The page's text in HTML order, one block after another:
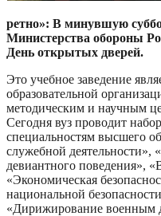
ретно»: В минувшую
Министерства обороны
День открытых дверей.
Это учебное заведение
образовательной
методическим и научным
Сегодня вуз проводит
специальностям высшего
служебной деятельности»,
девиантного поведения»,
«Экономическая
национальной
«Дирижирование военным